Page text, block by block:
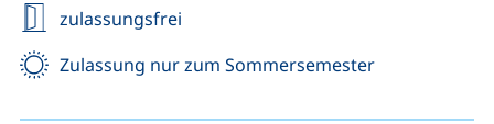
zulassungsfrei
Zulassung nur zum Sommersemester